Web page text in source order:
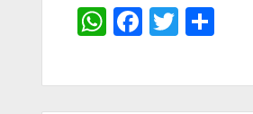
WhatsApp
Facebook
Twitter